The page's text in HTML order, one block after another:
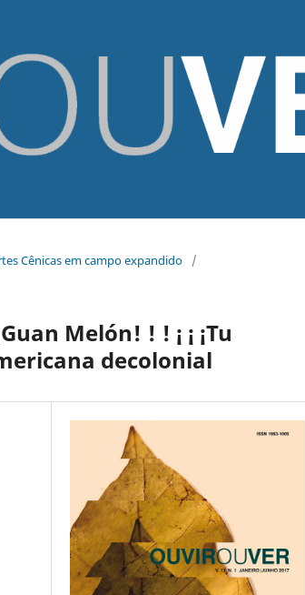
Cênicas em campo expandido
/
Melón! ! ! ¡ ¡ ¡Tu
decolonial